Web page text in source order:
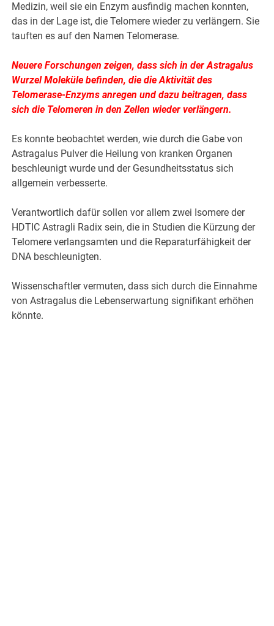
Medizin, weil sie ein Enzym ausfindig machen konnten,
das in der Lage ist, die Telomere wieder zu verlängern. Sie
tauften es auf den Namen Telomerase.
Neuere Forschungen zeigen, dass sich in der Astragalus
Wurzel Moleküle befinden, die die Aktivität des
Telomerase-Enzyms anregen und dazu beitragen, dass
sich die Telomeren in den Zellen wieder verlängern.
Es konnte beobachtet werden, wie durch die Gabe von
Astragalus Pulver die Heilung von kranken Organen
beschleunigt wurde und der Gesundheitsstatus sich
allgemein verbesserte.
Verantwortlich dafür sollen vor allem zwei Isomere der
HDTIC Astragli Radix sein, die in Studien die Kürzung der
Telomere verlangsamten und die Reparaturfähigkeit der
DNA beschleunigten.
Wissenschaftler vermuten, dass sich durch die Einnahme
von Astragalus die Lebenserwartung signifikant erhöhen
könnte.